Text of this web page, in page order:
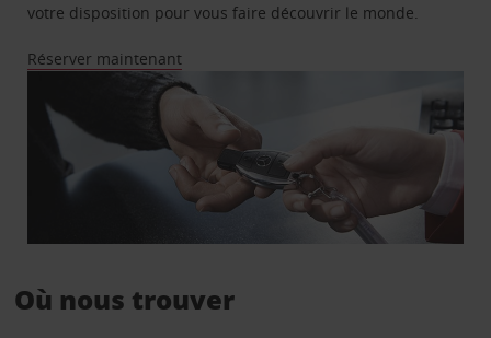
votre disposition pour vous faire découvrir le monde.
Réserver maintenant
Où nous trouver